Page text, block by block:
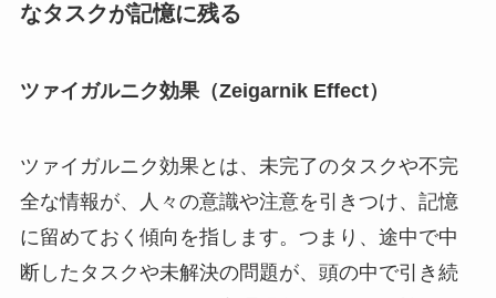
なタスクが記憶に残る
ツァイガルニク効果（Zeigarnik Effect）
ツァイガルニク効果とは、未完了のタスクや不完
全な情報が、人々の意識や注意を引きつけ、記憶
に留めておく傾向を指します。つまり、途中で中
断したタスクや未解決の問題が、頭の中で引き続